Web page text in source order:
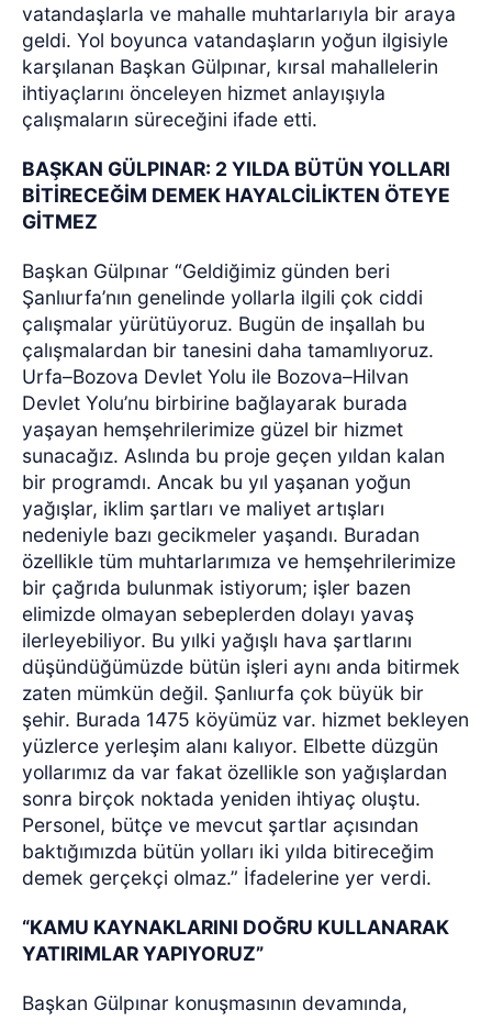
vatandaşlarla ve mahalle muhtarlarıyla bir araya
geldi. Yol boyunca vatandaşların yoğun ilgisiyle
karşılanan Başkan Gülpınar, kırsal mahallelerin
ihtiyaçlarını önceleyen hizmet anlayışıyla
çalışmaların süreceğini ifade etti.
BAŞKAN GÜLPINAR: 2 YILDA BÜTÜN YOLLARI
BİTİRECEĞİM DEMEK HAYALCİLİKTEN ÖTEYE
GİTMEZ
Başkan Gülpınar “Geldiğimiz günden beri
Şanlıurfa’nın genelinde yollarla ilgili çok ciddi
çalışmalar yürütüyoruz. Bugün de inşallah bu
çalışmalardan bir tanesini daha tamamlıyoruz.
Urfa–Bozova Devlet Yolu ile Bozova–Hilvan
Devlet Yolu’nu birbirine bağlayarak burada
yaşayan hemşehrilerimize güzel bir hizmet
sunacağız. Aslında bu proje geçen yıldan kalan
bir programdı. Ancak bu yıl yaşanan yoğun
yağışlar, iklim şartları ve maliyet artışları
nedeniyle bazı gecikmeler yaşandı. Buradan
özellikle tüm muhtarlarımıza ve hemşehrilerimize
bir çağrıda bulunmak istiyorum; işler bazen
elimizde olmayan sebeplerden dolayı yavaş
ilerleyebiliyor. Bu yılki yağışlı hava şartlarını
düşündüğümüzde bütün işleri aynı anda bitirmek
zaten mümkün değil. Şanlıurfa çok büyük bir
şehir. Burada 1475 köyümüz var. hizmet bekleyen
yüzlerce yerleşim alanı kalıyor. Elbette düzgün
yollarımız da var fakat özellikle son yağışlardan
sonra birçok noktada yeniden ihtiyaç oluştu.
Personel, bütçe ve mevcut şartlar açısından
baktığımızda bütün yolları iki yılda bitireceğim
demek gerçekçi olmaz.” İfadelerine yer verdi.
“KAMU KAYNAKLARINI DOĞRU KULLANARAK
YATIRIMLAR YAPIYORUZ”
Başkan Gülpınar konuşmasının devamında,